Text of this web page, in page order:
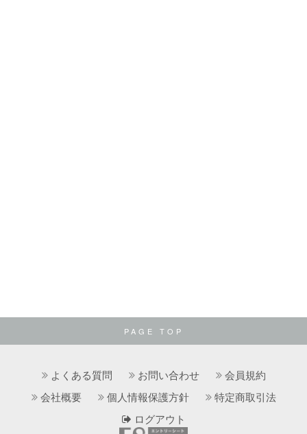
PAGE TOP
よくある質問 お問い合わせ
会員規約
会社概要
個人情報保護方針
特定商取引法
ログアウト